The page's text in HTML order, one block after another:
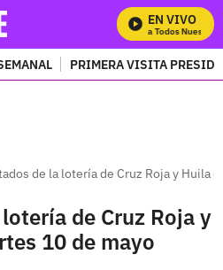
EN VIVO
Mira Todos Nuestros
PRIMERA VISITA
de la lotería de Cruz Roja y Huila
de Cruz Roja y
10 de mayo